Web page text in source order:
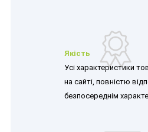
Якість
Усі характеристики
на сайті, повністю
безпосереднім